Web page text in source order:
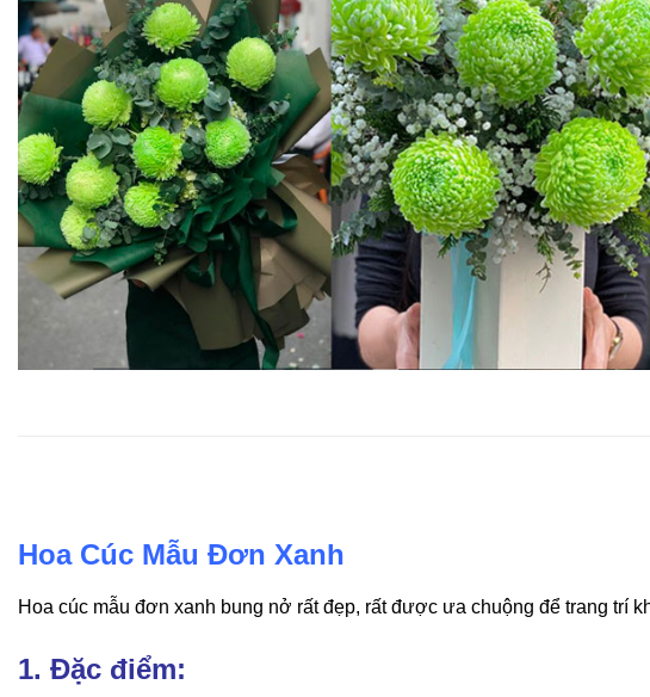
Hoa Cúc Mẫu Đơn Xanh
Hoa cúc mẫu đơn xanh bung nở rất đẹp, rất được ưa chuộng để trang trí
1. Đặc điểm: